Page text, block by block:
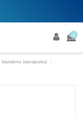
0
Vandens transportui